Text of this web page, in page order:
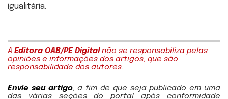
igualitária.
A Editora OAB/PE Digitalnão se responsabiliza pelas
opiniões e informações dos artigos, que são
responsabilidade dos autores.
Envie seu artigo, a fim de que seja publicado em uma
das várias seções do portal após conformidade